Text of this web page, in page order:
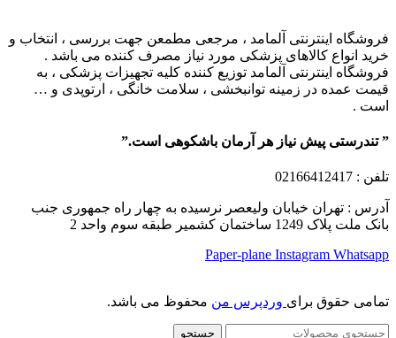
فروشگاه اینترنتی آلمامد ، مرجعی مطمعن جهت بررسی ، انتخاب و
خرید انواع کالاهای پزشکی مورد نیاز مصرف کننده می باشد .
فروشگاه اینترنتی آلمامد توزیع کننده کلیه تجهیزات پزشکی ، به
قیمت عمده در زمینه توانبخشی ، سلامت خانگی ، ارتوپدی و …
است .
” تندرستی پیش نیاز هر آرمان باشکوهی است.”
تلفن : 02166412417
آدرس : تهران خیابان ولیعصر نرسیده به چهار راه جمهوری جنب
بانک ملت پلاک 1249 ساختمان کشمیر طبقه سوم واحد 2
Paper-plane Instagram Whatsapp
تمامی حقوق برای وردپرس من محفوظ می باشد.
جستجو